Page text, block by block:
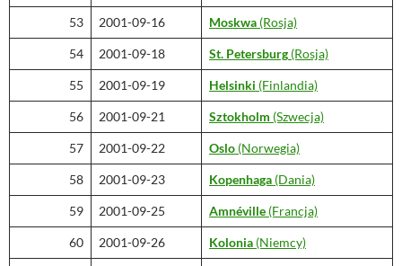
53 2001-09-16 Moskwa (Rosja)
54 2001-09-18 St. Petersburg (Rosja)
55 2001-09-19 Helsinki (Finlandia)
56 2001-09-21 Sztokholm (Szwecja)
57 2001-09-22 Oslo (Norwegia)
58 2001-09-23 Kopenhaga (Dania)
59 2001-09-25 Amnéville (Francja)
60 2001-09-26 Kolonia (Niemcy)